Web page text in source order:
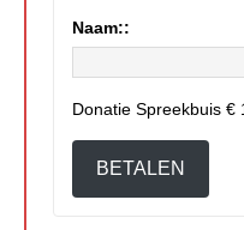
Naam::
Donatie Spreekbuis €
BETALEN